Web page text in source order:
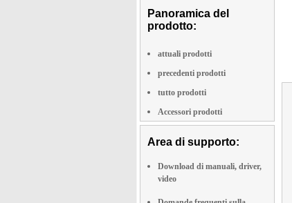
Panoramica del
prodotto:
attuali prodotti
precedenti prodotti
tutto prodotti
Accessori prodotti
Area di supporto:
Download di manuali, driver,
video